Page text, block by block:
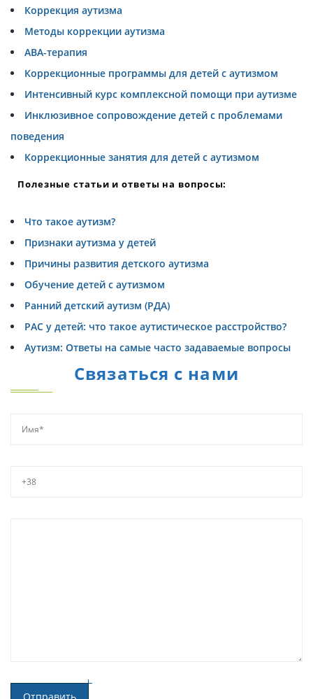
Коррекция аутизма
Методы коррекции аутизма
АВА-терапия
Коррекционные программы для детей с аутизмом
Интенсивный курс комплексной помощи при аутизме
Инклюзивное сопровождение детей с проблемами
поведения
Коррекционные занятия для детей с аутизмом
Полезные статьи и ответы на вопросы:
Что такое аутизм?
Признаки аутизма у детей
Причины развития детского аутизма
Обучение детей с аутизмом
Ранний детский аутизм (РДА)
РАС у детей: что такое аутистическое расстройство?
Аутизм: Ответы на самые часто задаваемые вопросы
Связаться с нами